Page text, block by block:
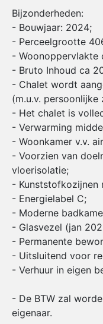
Bijzonderheden:
- Bouwjaar: 2024;
- Perceelgrootte
- Woonoppervlakte
- Bruto Inhoud ca
- Chalet wordt
(m.u.v. persoonlijke
- Het chalet is
- Verwarming
- Woonkamer v.v.
- Voorzien van
vloerisolatie;
- Kunststofkozijnen
- Energielabel C;
- Moderne
- Glasvezel (jan
- Permanente
- Uitsluitend voor
- Verhuur in eigen
- De BTW zal
eigenaar.